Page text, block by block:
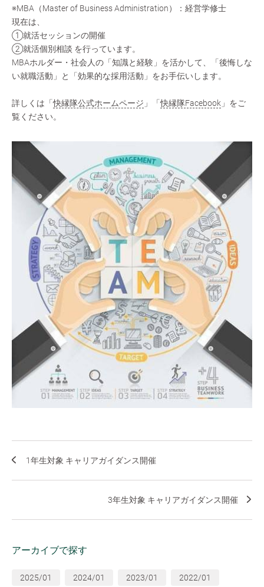
※MBA（Master of Business Administration）：経営学修士
現在は、
①就活セッションの開催
②就活個別相談 を行っています。
MBAホルダー・社会人の「知識と経験」を活かして、「後悔しな
い就職活動」と「効果的な採用活動」をお手伝いします。
詳しくは「快縁隊公式ホームページ 」「快縁隊Facebook 」をご
覧ください。
1年生対象 キャリアガイダンス開催
3年生対象 キャリアガイダンス開催
アーカイブで探す
2025/01 2024/01 2023/01 2022/01